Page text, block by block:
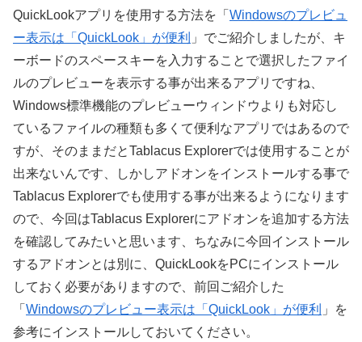
QuickLookアプリを使用する方法を「 Windowsのプレビュ
ー表示は「QuickLook」が便利 」でご紹介しましたが、キ
ーボードのスペースキーを入力することで選択したファイ
ルのプレビューを表示する事が出来るアプリですね、
Windows標準機能のプレビューウィンドウよりも対応し
ているファイルの種類も多くて便利なアプリではあるので
すが、そのままだとTablacus Explorerでは使用することが
出来ないんです、しかしアドオンをインストールする事で
Tablacus Explorerでも使用する事が出来るようになります
ので、今回はTablacus Explorerにアドオンを追加する方法
を確認してみたいと思います、ちなみに今回インストール
するアドオンとは別に、QuickLookをPCにインストール
しておく必要がありますので、前回ご紹介した
「 Windowsのプレビュー表示は「QuickLook」が便利 」を
参考にインストールしておいてください。